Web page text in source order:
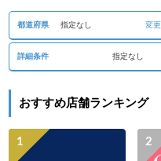
都道府県 指定なし 変更
詳細条件 指定なし
おすすめ店舗ランキング